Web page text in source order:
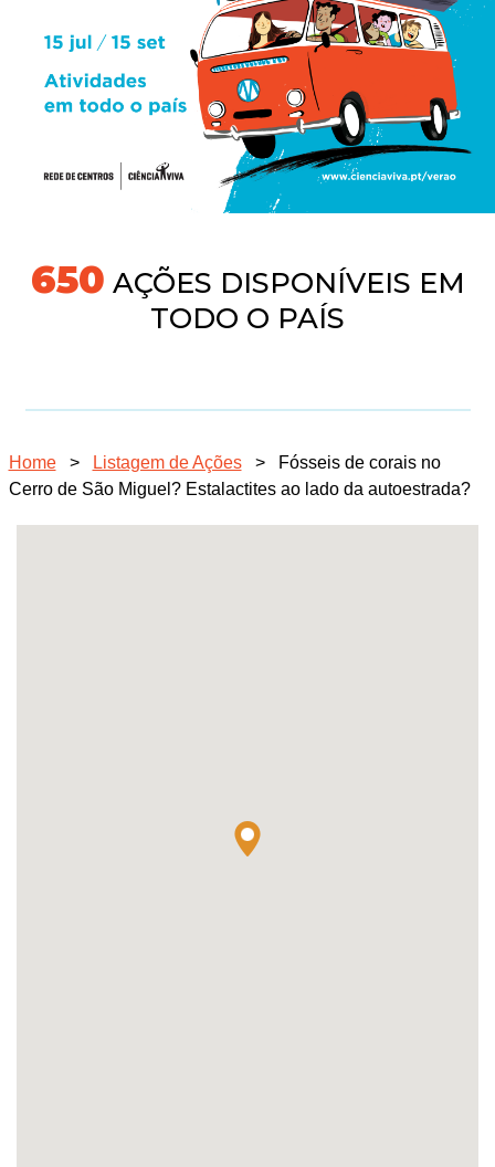
677 AÇÕES DISPONÍVEIS EM
TODO O PAÍS
Home > Listagem de Ações >
Fósseis de corais no
Cerro de São Miguel? Estalactites ao lado da autoestrada?